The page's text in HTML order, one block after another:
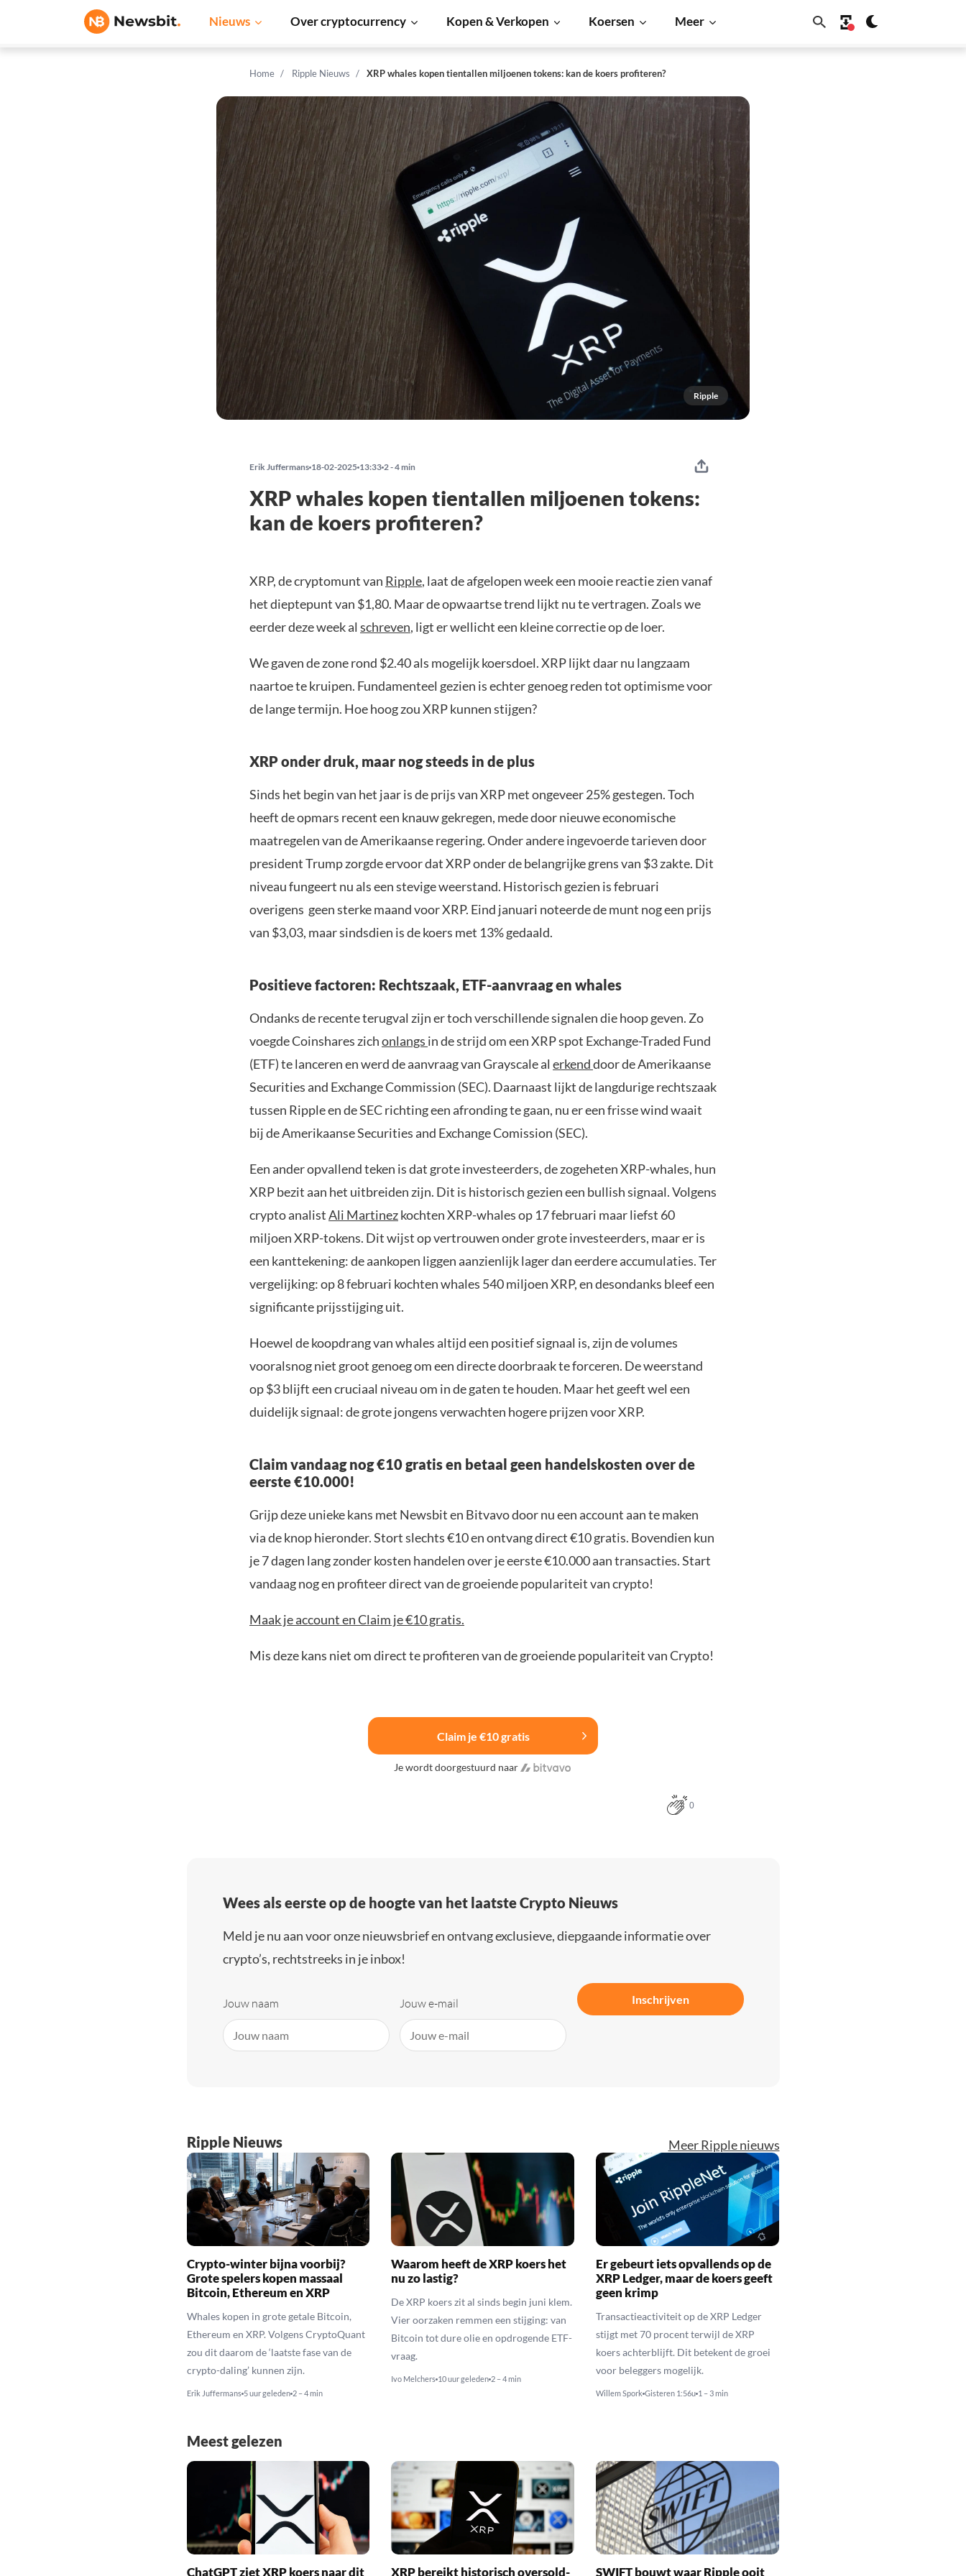
Nieuws Over cryptocurrency Kopen & Verkopen Koersen Meer
Home Ripple Nieuws XRP whales kopen tientallen miljoenen tokens: kan de koers profiteren?
Ripple
Erik Juffermans 18-02-2025 13:33 2 - 4 min
XRP whales kopen tientallen miljoenen tokens:
kan de koers profiteren?
XRP, de cryptomunt van Ripple, laat de afgelopen week een mooie reactie zien vanaf
het dieptepunt van $1,80. Maar de opwaartse trend lijkt nu te vertragen. Zoals we
eerder deze week al schreven, ligt er wellicht een kleine correctie op de loer.
We gaven de zone rond $2.40 als mogelijk koersdoel. XRP lijkt daar nu langzaam
naartoe te kruipen. Fundamenteel gezien is echter genoeg reden tot optimisme voor
de lange termijn. Hoe hoog zou XRP kunnen stijgen?
XRP onder druk, maar nog steeds in de plus
Sinds het begin van het jaar is de prijs van XRP met ongeveer 25% gestegen. Toch
heeft de opmars recent een knauw gekregen, mede door nieuwe economische
maatregelen van de Amerikaanse regering. Onder andere ingevoerde tarieven door
president Trump zorgde ervoor dat XRP onder de belangrijke grens van $3 zakte. Dit
niveau fungeert nu als een stevige weerstand. Historisch gezien is februari
overigens geen sterke maand voor XRP. Eind januari noteerde de munt nog een prijs
van $3,03, maar sindsdien is de koers met 13% gedaald.
Positieve factoren: Rechtszaak, ETF-aanvraag en whales
Ondanks de recente terugval zijn er toch verschillende signalen die hoop geven. Zo
voegde Coinshares zichonlangs in de strijd om een XRP spot Exchange-Traded Fund
(ETF) te lanceren en werd de aanvraag van Grayscale al erkenddoor de Amerikaanse
Securities and Exchange Commission (SEC). Daarnaast lijkt de langdurige rechtszaak
tussen Ripple en de SEC richting een afronding te gaan, nu er een frisse wind waait
bij de Amerikaanse Securities and Exchange Comission (SEC).
Een ander opvallend teken is dat grote investeerders, de zogeheten XRP-whales, hun
XRP bezit aan het uitbreiden zijn. Dit is historisch gezien een bullish signaal. Volgens
crypto analistAli Martinezkochten XRP-whales op 17 februari maar liefst 60
miljoen XRP-tokens. Dit wijst op vertrouwen onder grote investeerders, maar er is
een kanttekening: de aankopen liggen aanzienlijk lager dan eerdere accumulaties. Ter
vergelijking: op 8 februari kochten whales 540 miljoen XRP, en desondanks bleef een
significante prijsstijging uit.
Hoewel de koopdrang van whales altijd een positief signaal is, zijn de volumes
vooralsnog niet groot genoeg om een directe doorbraak te forceren. De weerstand
op $3 blijft een cruciaal niveau om in de gaten te houden. Maar het geeft wel een
duidelijk signaal: de grote jongens verwachten hogere prijzen voor XRP.
Claim vandaag nog €10 gratis en betaal geen handelskosten over de
eerste €10.000!
Grijp deze unieke kans met Newsbit en Bitvavo door nu een account aan te maken
via de knop hieronder. Stort slechts €10 en ontvang direct €10 gratis. Bovendien kun
je 7 dagen lang zonder kosten handelen over je eerste €10.000 aan transacties. Start
vandaag nog en profiteer direct van de groeiende populariteit van crypto!
Maak je account en Claim je €10 gratis.
Mis deze kans niet om direct te profiteren van de groeiende populariteit van Crypto!
Claim je €10 gratis
Je wordt doorgestuurd naar
0
Wees als eerste op de hoogte van het laatste Crypto Nieuws
Meld je nu aan voor onze nieuwsbrief en ontvang exclusieve, diepgaande informatie over
crypto’s, rechtstreeks in je inbox!
Jouw naam Jouw e-mail Inschrijven
Ripple Nieuws Meer Ripple nieuws
Crypto-winter bijna voorbij?
Grote spelers kopen massaal
Bitcoin, Ethereum en XRP
Whales kopen in grote getale Bitcoin,
Ethereum en XRP. Volgens CryptoQuant
zou dit daarom de ‘laatste fase van de
crypto-daling’ kunnen zijn.
Erik Juffermans 5 uur geleden 2 – 4 min
Waarom heeft de XRP koers het
nu zo lastig?
De XRP koers zit al sinds begin juni klem.
Vier oorzaken remmen een stijging: van
Bitcoin tot dure olie en opdrogende ETF-
vraag.
Ivo Melchers 10 uur geleden 2 – 4 min
Er gebeurt iets opvallends op de
XRP Ledger, maar de koers geeft
geen krimp
Transactieactiviteit op de XRP Ledger
stijgt met 70 procent terwijl de XRP
koers achterblijft. Dit betekent de groei
voor beleggers mogelijk.
Willem Spork Gisteren 1:56u 1 – 3 min
Meest gelezen
ChatGPT ziet XRP koers naar dit XRP bereikt historisch oversold- SWIFT bouwt waar Ripple ooit